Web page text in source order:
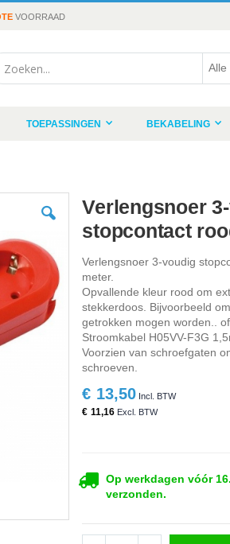
VOORRAAD
TOEPASSINGEN BEKABELING
Verlengsnoer
stopcontact
Verlengsnoer 3-voudig
meter.
Opvallende kleur rood om
stekkerdoos. Bijvoorbeeld
getrokken mogen worden..
Stroomkabel H05VV-F3G
Voorzien van schroefgaten
schroeven.
€ 13,50
€ 11,16
Op werkdagen vóór
verzonden.